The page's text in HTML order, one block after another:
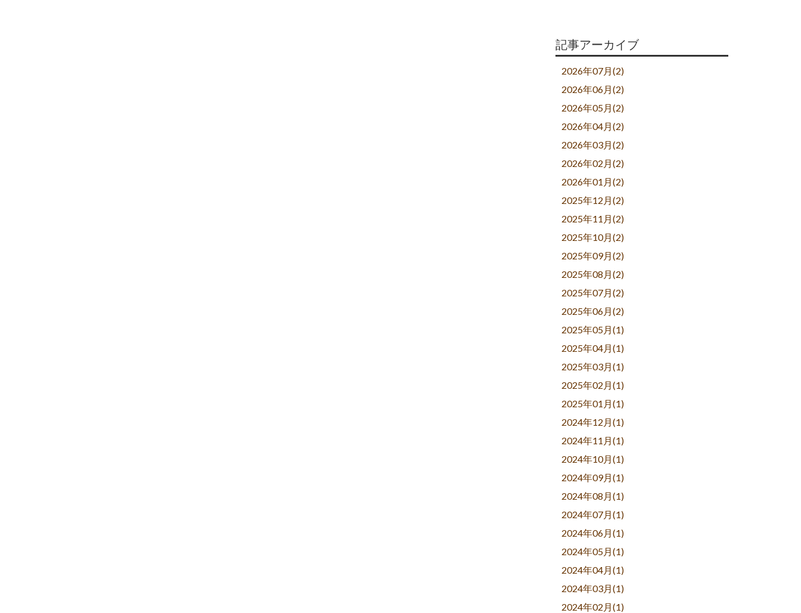
記事アーカイブ
2026年07月(2)
2026年06月(2)
2026年05月(2)
2026年04月(2)
2026年03月(2)
2026年02月(2)
2026年01月(2)
2025年12月(2)
2025年11月(2)
2025年10月(2)
2025年09月(2)
2025年08月(2)
2025年07月(2)
2025年06月(2)
2025年05月(1)
2025年04月(1)
2025年03月(1)
2025年02月(1)
2025年01月(1)
2024年12月(1)
2024年11月(1)
2024年10月(1)
2024年09月(1)
2024年08月(1)
2024年07月(1)
2024年06月(1)
2024年05月(1)
2024年04月(1)
2024年03月(1)
2024年02月(1)